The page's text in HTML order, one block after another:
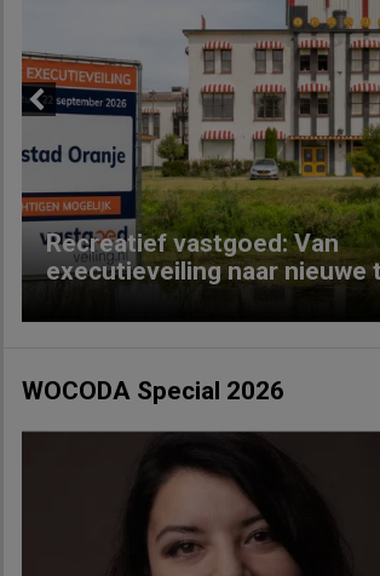
Recreatief vastgoed: Van
executieveiling naar nieuwe
WOCODA Special 2026